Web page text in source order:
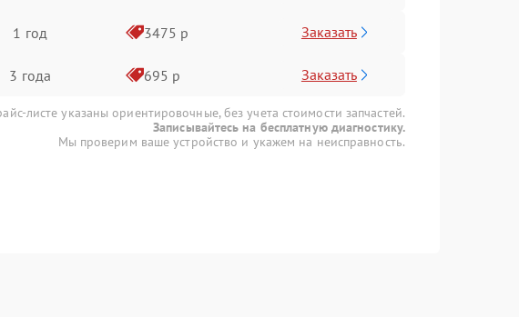
1 год 3475 р Заказать
3 года 695 р Заказать
листе указаны ориентировочные, без учета стоимости запчастей.
Записывайтесь на бесплатную диагностику.
Мы проверим ваше устройство и укажем на неисправность.